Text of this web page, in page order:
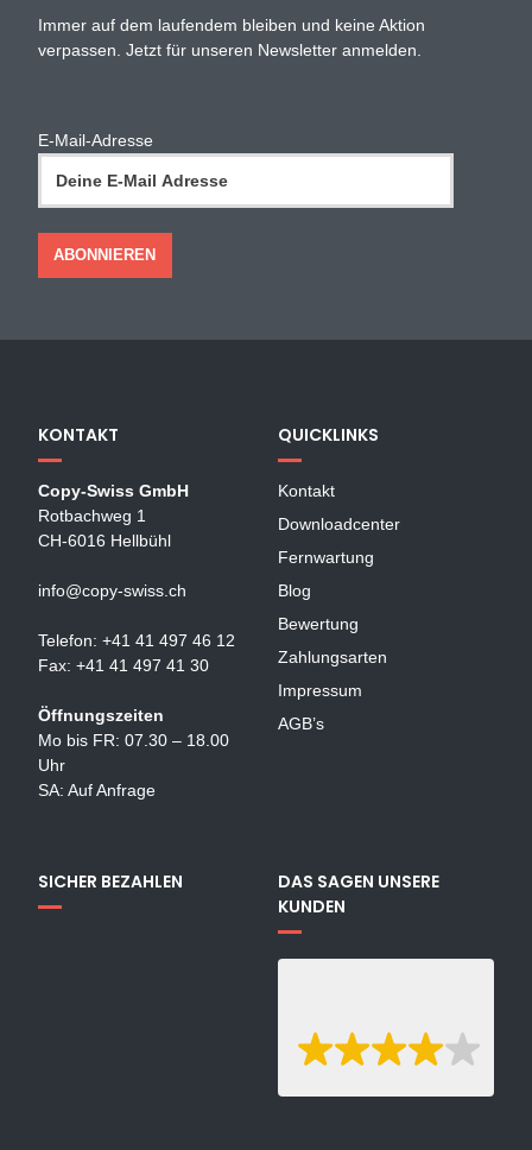
Immer auf dem laufendem bleiben und keine Aktion
verpassen. Jetzt für unseren Newsletter anmelden.
E-Mail-Adresse
KONTAKT
Copy-Swiss GmbH
Rotbachweg 1
CH-6016 Hellbühl
info@copy-swiss.ch
Telefon: +41 41 497 46 12
Fax: +41 41 497 41 30
Öffnungszeiten
Mo bis FR: 07.30 – 18.00
Uhr
SA: Auf Anfrage
QUICKLINKS
Kontakt
Downloadcenter
Fernwartung
Blog
Bewertung
Zahlungsarten
Impressum
AGB’s
SICHER BEZAHLEN
DAS SAGEN UNSERE
KUNDEN